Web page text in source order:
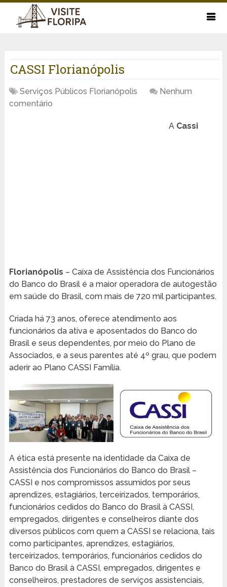
CASSI Florianópolis
Serviços Públicos Florianópolis
Nenhum
comentário
A Cassi
Florianópolis – Caixa de Assistência dos Funcionários
do Banco do Brasil é a maior operadora de autogestão
em saúde do Brasil, com mais de 720 mil participantes.
Criada há 73 anos, oferece atendimento aos
funcionários da ativa e aposentados do Banco do
Brasil e seus dependentes, por meio do Plano de
Associados, e a seus parentes até 4º grau, que podem
aderir ao Plano CASSI Família.
A ética está presente na identidade da Caixa de
Assistência dos Funcionários do Banco do Brasil –
CASSI e nos compromissos assumidos por seus
aprendizes, estagiários, terceirizados, temporários,
funcionários cedidos do Banco do Brasil à CASSI,
empregados, dirigentes e conselheiros diante dos
diversos públicos com quem a CASSI se relaciona, tais
como participantes, aprendizes, estagiários,
terceirizados, temporários, funcionários cedidos do
Banco do Brasil à CASSI, empregados, dirigentes e
conselheiros, prestadores de serviços assistenciais,